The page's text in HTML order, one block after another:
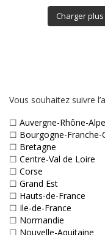
Charger plus
Vous souhaitez suivre
☐ Auvergne-Rhône-
☐ Bourgogne-Franche-
☐ Bretagne
☐ Centre-Val de Loire
☐ Corse
☐ Grand Est
☐ Hauts-de-France
☐ Ile-de-France
☐ Normandie
☐ Nouvelle-Aquitaine